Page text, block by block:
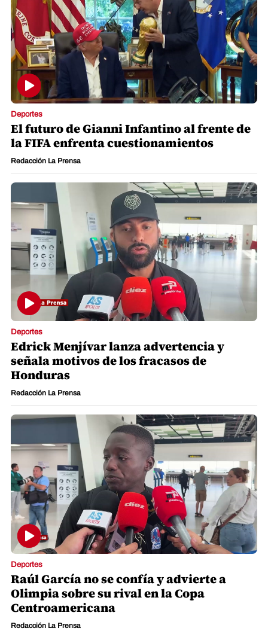
Deportes
El futuro de Gianni Infantino al frente de
la FIFA enfrenta cuestionamientos
Redacción La Prensa
Deportes
Edrick Menjívar lanza advertencia y
señala motivos de los fracasos de
Honduras
Redacción La Prensa
Deportes
Raúl García no se confía y advierte a
Olimpia sobre su rival en la Copa
Centroamericana
Redacción La Prensa